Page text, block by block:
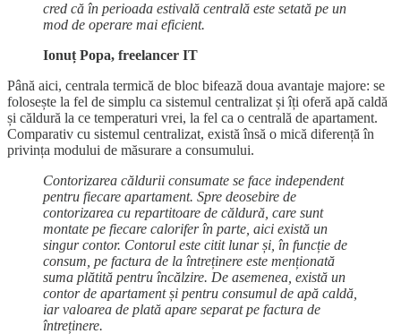
cred că în perioada estivală centrală este setată pe un
mod de operare mai eficient.
Ionuț Popa, freelancer IT
Până aici, centrala termică de bloc bifează doua avantaje majore: se
folosește la fel de simplu ca sistemul centralizat și îți oferă apă caldă
și căldură la ce temperaturi vrei, la fel ca o centrală de apartament.
Comparativ cu sistemul centralizat, există însă o mică diferență în
privința modului de măsurare a consumului.
Contorizarea căldurii consumate se face independent
pentru fiecare apartament. Spre deosebire de
contorizarea cu repartitoare de căldură, care sunt
montate pe fiecare calorifer în parte, aici există un
singur contor. Contorul este citit lunar și, în funcție de
consum, pe factura de la întreținere este menționată
suma plătită pentru încălzire. De asemenea, există un
contor de apartament și pentru consumul de apă caldă,
iar valoarea de plată apare separat pe factura de
întreținere.